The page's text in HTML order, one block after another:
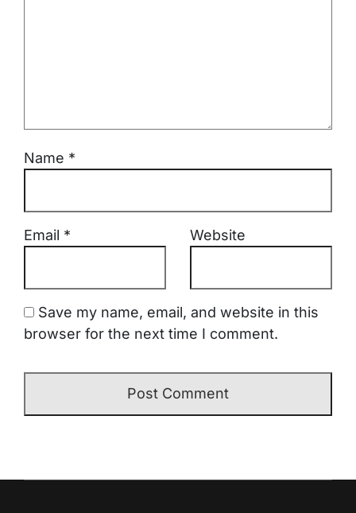
Name *
Email * Website
Save my name, email, and website in this
browser for the next time I comment.